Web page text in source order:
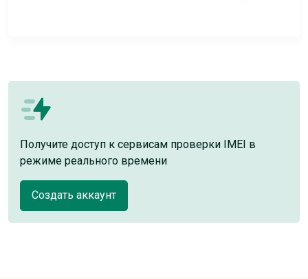
Получите доступ к сервисам проверки IMEI в
режиме реального времени
Создать аккаунт